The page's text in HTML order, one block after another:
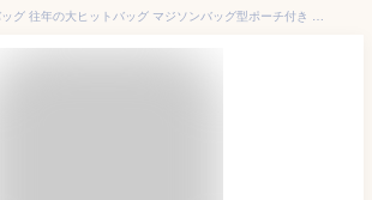
[エース] エコバッグ 往年の大ヒットバッグ マジソンバッグ型ポーチ付き マイバッグ 折りたたみ 37411 ブルー